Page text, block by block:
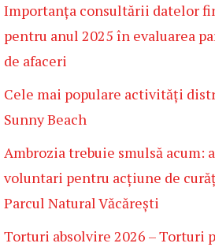
Importanța consultării datelor
pentru anul 2025 în evaluarea
de afaceri
Cele mai populare activități
Sunny Beach
Ambrozia trebuie smulsă acum:
voluntari pentru acțiune de
Parcul Natural Văcărești
Torturi absolvire 2026 – Torturi